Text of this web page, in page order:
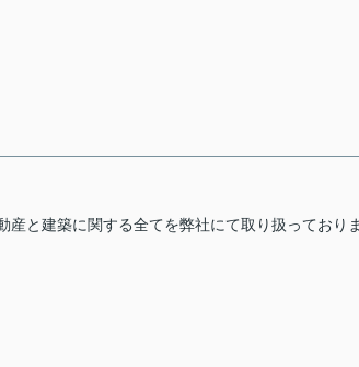
と建築に関する全てを弊社にて取り扱っており